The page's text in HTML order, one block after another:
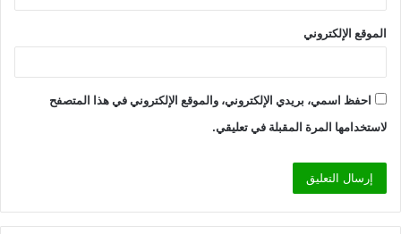
الموقع الإلكتروني
احفظ اسمي، بريدي الإلكتروني، والموقع الإلكتروني في هذا المتصفح
لاستخدامها المرة المقبلة في تعليقي.